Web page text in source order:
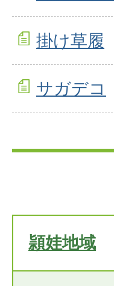
掛け草履
サガデコ
頴娃地域